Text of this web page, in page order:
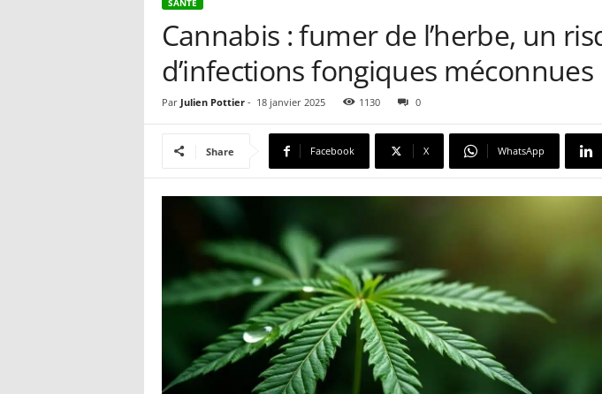
🇫🇷
SANTÉ
Cannabis : fumer de l’herbe, un
d’infections fongiques méconnues
Par Julien Pottier- 18 janvier 2025 1130 0
Share Facebook X WhatsApp